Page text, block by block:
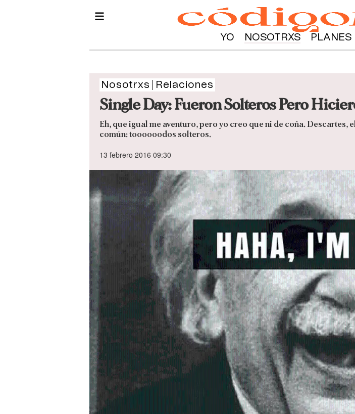
YO NOSOTRXS PLANES
Nosotrxs Relaciones
Single Day: Fueron Solteros Pero
Eh, que igual me aventuro, pero yo creo que ni de coña.
común: toooooodos solteros.
13 febrero 2016 09:30